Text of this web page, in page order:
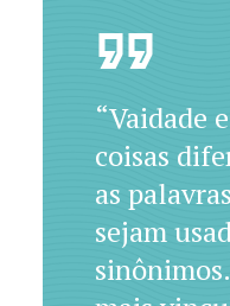
“Vaidade
coisas
as
sejam